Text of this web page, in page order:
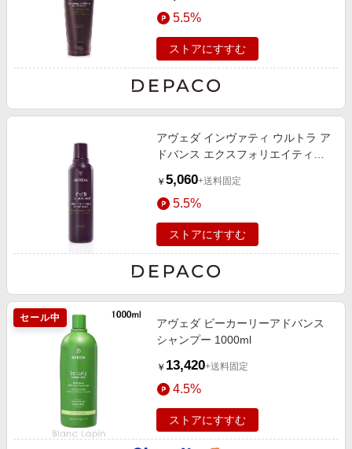
5.5%
ストアにすすむ
アヴェダ インヴァティ ウルトラ ア
ドバンス エクスフォリエイティン
￥ 5,060+送料固定
5.5%
ストアにすすむ
セール中
アヴェダ ビーカーリーアドバンス
シャンプー 1000ml
￥ 13,420+送料固定
4.5%
ストアにすすむ